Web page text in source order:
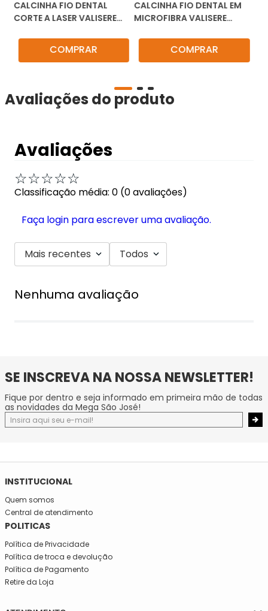
CALCINHA FIO DENTAL
CORTE A LASER VALISERE
COMPRAR
CALCINHA FIO DENTAL EM
MICROFIBRA VALISERE
COMPRAR
Avaliações do produto
Avaliações
☆☆☆☆☆
Classificação média: 0 (0 avaliações)
Faça login para escrever uma avaliação.
Mais recentes Todos
Nenhuma avaliação
SE INSCREVA NA NOSSA NEWSLETTER!
Fique por dentro e seja informado em primeira mão de todas
as novidades da Mega São José!
INSTITUCIONAL
Quem somos
Central de atendimento
POLITICAS
Política de Privacidade
Política de troca e devolução
Política de Pagamento
Retire da Loja